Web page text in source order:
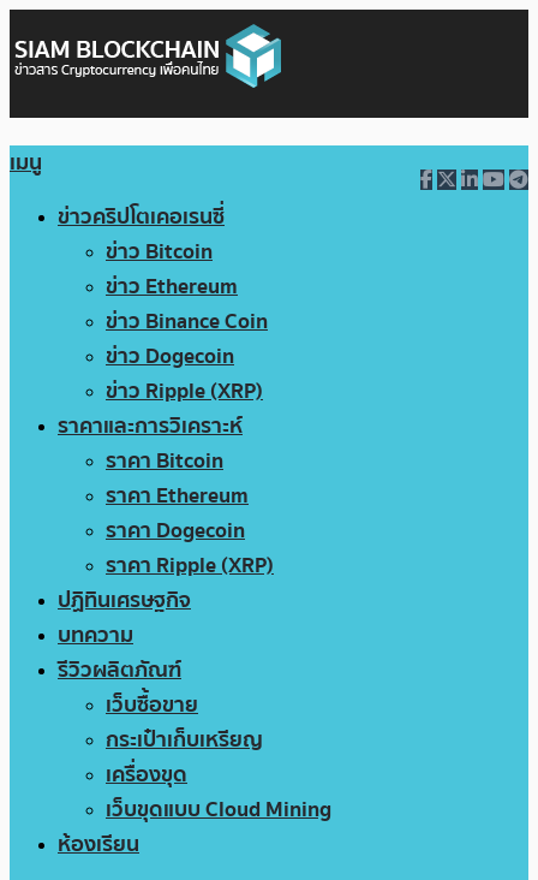
เมนู
ข่าวคริปโตเคอเรนซี่
ข่าว Bitcoin
ข่าว Ethereum
ข่าว Binance Coin
ข่าว Dogecoin
ข่าว Ripple (XRP)
ราคาและการวิเคราะห์
ราคา Bitcoin
ราคา Ethereum
ราคา Dogecoin
ราคา Ripple (XRP)
ปฏิทินเศรษฐกิจ
บทความ
รีวิวผลิตภัณฑ์
เว็บซื้อขาย
กระเป๋าเก็บเหรียญ
เครื่องขุด
เว็บขุดแบบ Cloud Mining
ห้องเรียน